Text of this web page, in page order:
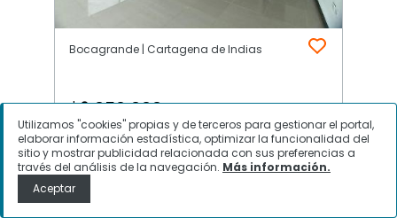
Bocagrande | Cartagena de Indias
$6.050.000
Oficina en Arriendo, Bocagrande,
Cartagena de Indias
Utilizamos "cookies" propias y de terceros para gestionar el portal,
elaborar información estadística, optimizar la funcionalidad del
sitio y mostrar publicidad relacionada con sus preferencias a
través del análisis de la navegación. Más información.
Aceptar